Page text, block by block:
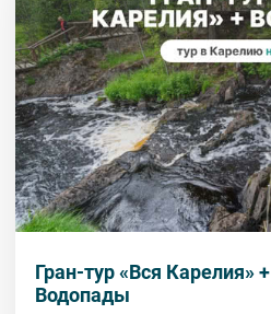
Гран-тур «Вся Карелия» +
Водопады